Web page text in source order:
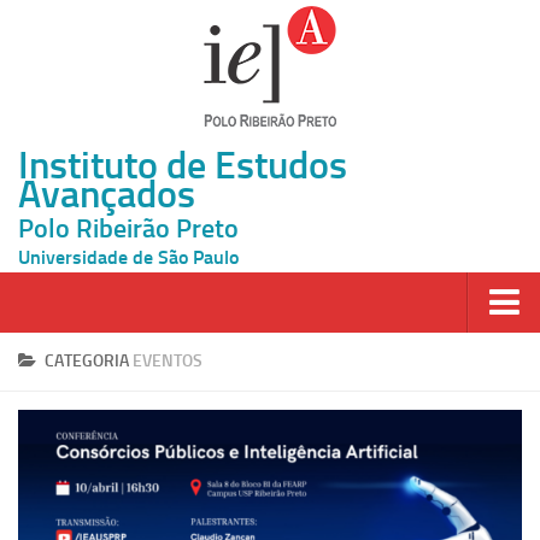
Instituto de Estudos
Avançados
Polo Ribeirão Preto
Universidade de São Paulo
Página Inicial
Inscrição
Atividades
Cátedras
CATEGORIA EVENTOS